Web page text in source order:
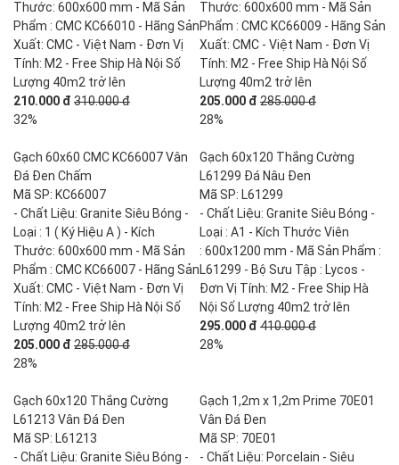
Thước: 600x600 mm - Mã Sản
Phẩm : CMC KC66010 - Hãng Sản
Xuất: CMC - Việt Nam - Đơn Vị
Tính: M2 - Free Ship Hà Nội Số
Lượng 40m2 trở lên
210.000 đ 310.000 đ
32%
Thước: 600x600 mm - Mã Sản
Phẩm : CMC KC66009 - Hãng Sản
Xuất: CMC - Việt Nam - Đơn Vị
Tính: M2 - Free Ship Hà Nội Số
Lượng 40m2 trở lên
205.000 đ 285.000 đ
28%
Gạch 60x60 CMC KC66007 Vân
Đá Đen Chấm
Mã SP: KC66007
- Chất Liệu: Granite Siêu Bóng -
Loại : 1 ( Ký Hiệu A ) - Kích
Thước: 600x600 mm - Mã Sản
Phẩm : CMC KC66007 - Hãng Sản
Xuất: CMC - Việt Nam - Đơn Vị
Tính: M2 - Free Ship Hà Nội Số
Lượng 40m2 trở lên
205.000 đ 285.000 đ
28%
Gạch 60x120 Thắng Cường
L61299 Đá Nâu Đen
Mã SP: L61299
- Chất Liệu: Granite Siêu Bóng -
Loại : A1 - Kích Thước Viên
: 600x1200 mm - Mã Sản Phẩm :
L61299 - Bộ Sưu Tập : Lycos -
Đơn Vị Tính: M2 - Free Ship Hà
Nội Số Lượng 40m2 trở lên
295.000 đ 410.000 đ
28%
Gạch 60x120 Thắng Cường
L61213 Vân Đá Đen
Mã SP: L61213
- Chất Liệu: Granite Siêu Bóng -
Gạch 1,2m x 1,2m Prime 70E01
Vân Đá Đen
Mã SP: 70E01
- Chất Liệu: Porcelain - Siêu